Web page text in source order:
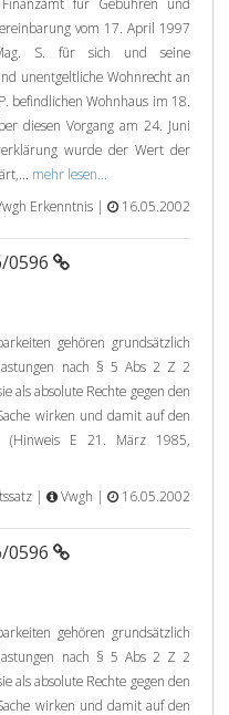
vom 17. April 1997
S. für sich und seine
unentgeltliche Wohnrecht an
befindlichen Wohnhaus im 18.
diesen Vorgang am 24. Juni
wurde der Wert der
mehr lesen...
Erkenntnis | 16.05.2002
0596
gehören grundsätzlich
nach § 5 Abs 2 Z 2
als absolute Rechte gegen den
wirken und damit auf den
(Hinweis E 21. März 1985,
|
Vwgh | 16.05.2002
0596
gehören grundsätzlich
nach § 5 Abs 2 Z 2
als absolute Rechte gegen den
wirken und damit auf den